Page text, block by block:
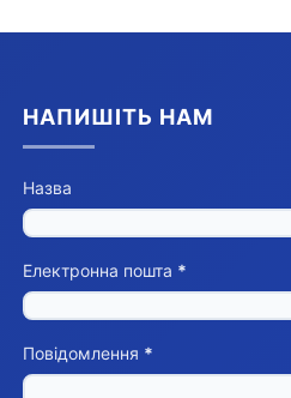
НАПИШІТЬ НАМ
Назва
Електронна пошта *
Повідомлення *